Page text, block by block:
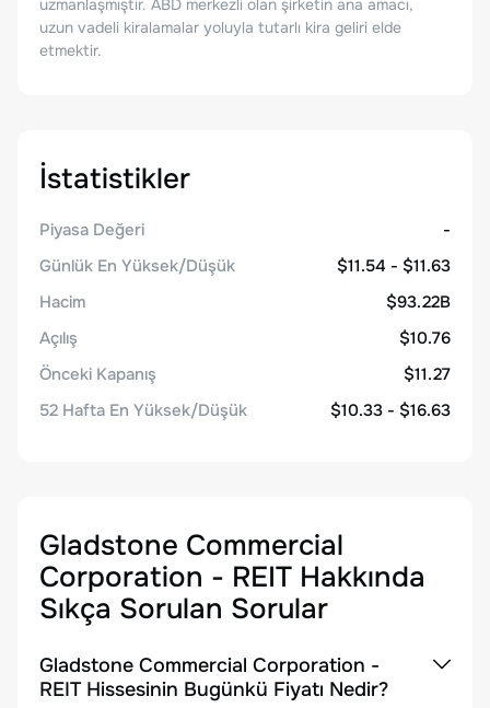
uzmanlaşmıştır. ABD merkezli olan şirketin ana amacı,
uzun vadeli kiralamalar yoluyla tutarlı kira geliri elde
etmektir.
İstatistikler
Piyasa Değeri
-
Günlük En Yüksek/Düşük
$11.54 - $11.63
Hacim
$93.22B
Açılış
$10.76
Önceki Kapanış
$11.27
52 Hafta En Yüksek/Düşük
$10.33 - $16.63
Gladstone Commercial
Corporation - REIT Hakkında
Sıkça Sorulan Sorular
Gladstone Commercial Corporation -
REIT Hissesinin Bugünkü Fiyatı Nedir?